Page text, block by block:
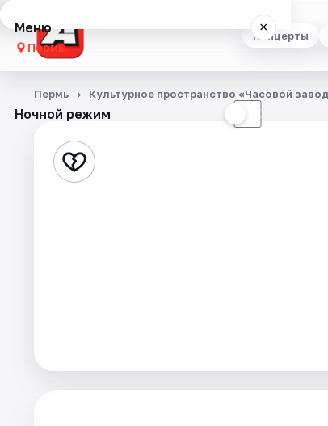
Концерты
Меню ×
Пермь
Концерты
Стендап
Ночной режим ☾
Пермь Культурное пространство «Часовой